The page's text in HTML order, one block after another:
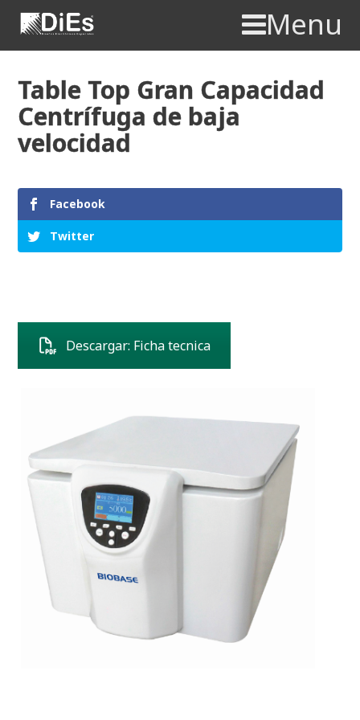
Menu
Table Top Gran Capacidad
Centrífuga de baja
velocidad
Facebook
Twitter
Descargar: Ficha tecnica